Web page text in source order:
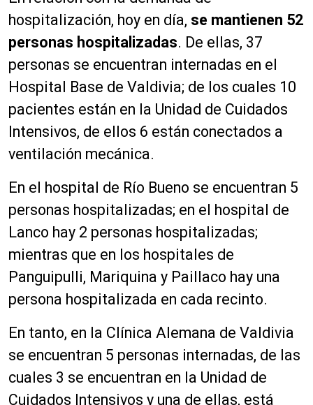
hospitalización, hoy en día, se mantienen 52
personas hospitalizadas. De ellas, 37
personas se encuentran internadas en el
Hospital Base de Valdivia; de los cuales 10
pacientes están en la Unidad de Cuidados
Intensivos, de ellos 6 están conectados a
ventilación mecánica.
En el hospital de Río Bueno se encuentran 5
personas hospitalizadas; en el hospital de
Lanco hay 2 personas hospitalizadas;
mientras que en los hospitales de
Panguipulli, Mariquina y Paillaco hay una
persona hospitalizada en cada recinto.
En tanto, en la Clínica Alemana de Valdivia
se encuentran 5 personas internadas, de las
cuales 3 se encuentran en la Unidad de
Cuidados Intensivos y una de ellas, está